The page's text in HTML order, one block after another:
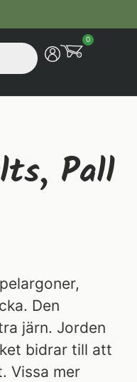
0
Pall
Den
järn. Jorden
bidrar till att
Vissa mer